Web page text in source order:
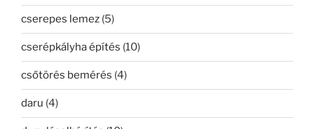
cserepes lemez (5)
cserépkályha építés (10)
csőtörés bemérés (4)
daru (4)